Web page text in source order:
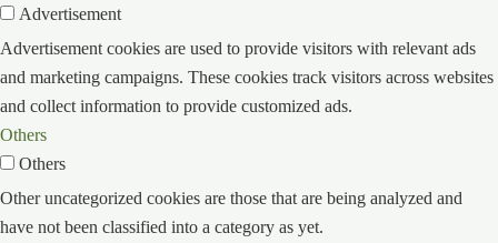
Advertisement
Advertisement cookies are used to provide visitors with relevant ads
and marketing campaigns. These cookies track visitors across websites
and collect information to provide customized ads.
Others
Others
Other uncategorized cookies are those that are being analyzed and
have not been classified into a category as yet.